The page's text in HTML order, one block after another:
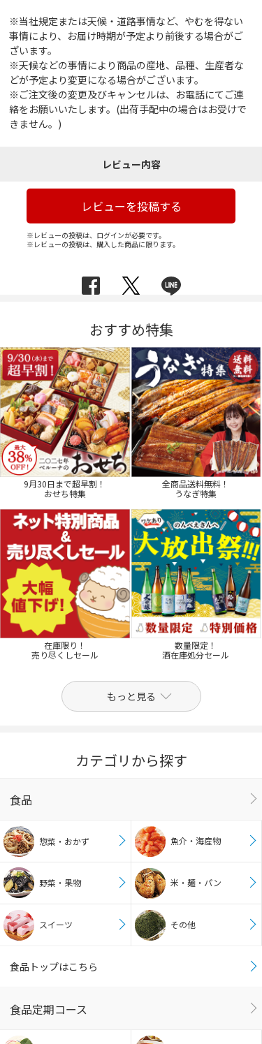
※当社規定または天候・道路事情など、やむを得ない
事情により、お届け時期が予定より前後する場合がご
ざいます。
※天候などの事情により商品の産地、品種、生産者な
どが予定より変更になる場合がございます。
※ご注文後の変更及びキャンセルは、お電話にてご連
絡をお願いいたします。(出荷手配中の場合はお受けで
きません。)
レビュー内容
レビューを投稿する
※レビューの投稿は、ログインが必要です。
※レビューの投稿は、購入した商品に限ります。
おすすめ特集
9月30日まで超早割！
おせち特集
全商品送料無料！
うなぎ特集
在庫限り！
売り尽くしセール
数量限定！
酒在庫処分セール
もっと見る
カテゴリから探す
食品
惣菜・おかず 魚介・海産物
野菜・果物 米・麺・パン
スイーツ その他
食品トップはこちら
食品定期コース